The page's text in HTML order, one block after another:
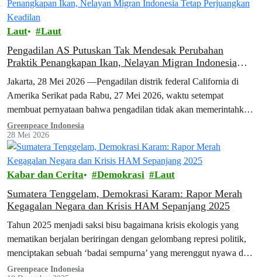
Laut Laut
Pengadilan AS Putuskan Tak Mendesak Perubahan
Praktik Penangkapan Ikan, Nelayan Migran Indonesia
Jakarta, 28 Mei 2026 —Pengadilan distrik federal California di
Amerika Serikat pada Rabu, 27 Mei 2026, waktu setempat
membuat pernyataan bahwa pengadilan tidak akan memerintahkan
Bumble Bee Foods untuk mengubah…
Greenpeace Indonesia
28 Mei 2026
Kabar dan Cerita Demokrasi Laut
Sumatera Tenggelam, Demokrasi Karam: Rapor Merah
Kegagalan Negara dan Krisis HAM Sepanjang 2025
Tahun 2025 menjadi saksi bisu bagaimana krisis ekologis yang
mematikan berjalan beriringan dengan gelombang represi politik,
menciptakan sebuah ‘badai sempurna’ yang merenggut nyawa dan
membungkam suara rakyat secara sistematis.
Greenpeace Indonesia